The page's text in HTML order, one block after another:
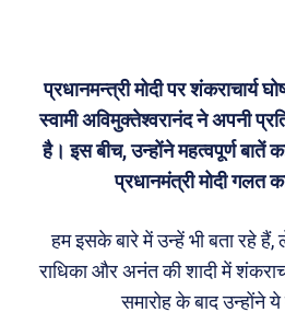
प्रधानमन्त्री मोदी पर शंकराचार्य
स्वामी अविमुक्तेश्वरानंद ने अपनी
है। इस बीच, उन्होंने महत्वपूर्ण बातें
प्रधानमंत्री मोदी गलत
हम इसके बारे में उन्हें भी बता रहे हैं,
राधिका और अनंत की शादी में
समारोह के बाद उन्होंने ये